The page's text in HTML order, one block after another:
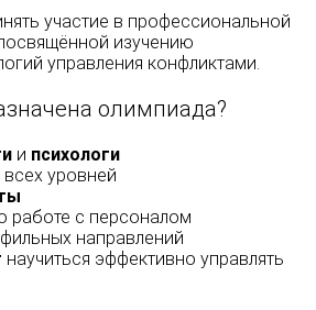
участие в профессиональной
изучению
управления конфликтами.
олимпиада?
и психологи
всех уровней
работе с персоналом
направлений
научиться эффективно управлять